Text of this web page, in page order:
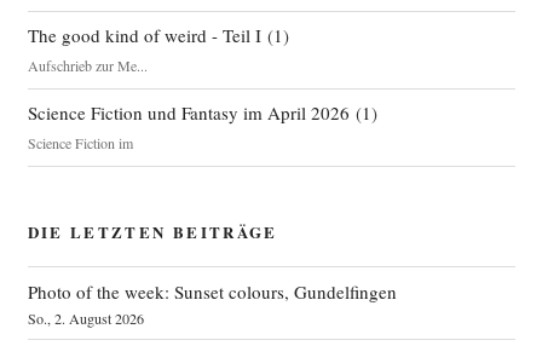
The good kind of weird - Teil I(1)
Aufschrieb zur Me...
Science Fiction und Fantasy im April 2026 (1)
Science Fiction im
DIE LETZTEN BEITRÄGE
Photo of the week: Sunset colours, Gundelfingen
So., 2. August 2026